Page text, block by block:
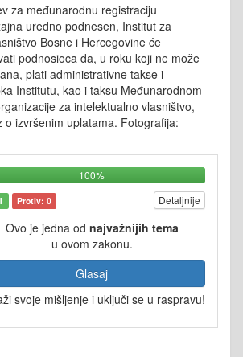
za međunarodnu registraciju
uredno podnesen, Institut za
Bosne i Hercegovine će
podnosioca da, u roku koji ne može
plati administrativne takse i
Institutu, kao i taksu Međunarodnom
za intelektualno vlasništvo,
o izvršenim uplatama. Fotografija:
100%
Protiv: 0 Detaljnije
Ovo je jedna od najvažnijih tema
u ovom zakonu.
Glasaj
svoje mišljenje i uključi se u raspravu!